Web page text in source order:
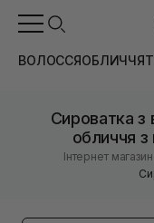
ВОЛОССЯОБЛИЧЧЯ
Сироватка з
обличчя з
Інтернет